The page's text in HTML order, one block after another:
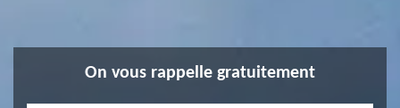
On vous rappelle gratuitement